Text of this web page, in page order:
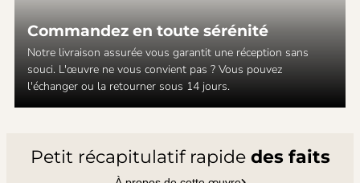
Commandez en toute sérénité
Notre livraison assurée vous garantit une réception sans
souci. L'œuvre ne vous convient pas ? Vous pouvez
l'échanger ou la retourner sous 14 jours.
Petit récapitulatif rapide des faits